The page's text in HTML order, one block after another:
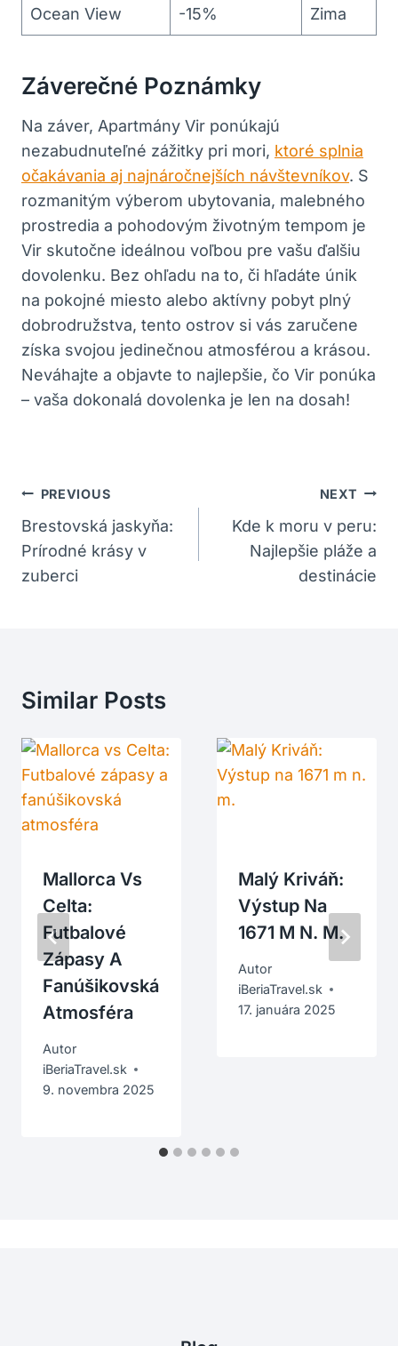
Ocean View -15% Zima
Záverečné Poznámky
Na záver, Apartmány Vir ponúkajú
nezabudnuteľné zážitky pri mori, ktoré splnia
očakávania aj najnáročnejších návštevníkov. S
rozmanitým výberom ubytovania, malebného
prostredia a pohodovým životným tempom je
Vir skutočne ideálnou voľbou pre vašu ďalšiu
dovolenku. Bez ohľadu na to, či hľadáte únik
na pokojné miesto alebo aktívny pobyt plný
dobrodružstva, tento ostrov si vás zaručene
získa svojou jedinečnou atmosférou a krásou.
Neváhajte a objavte to najlepšie, čo Vir ponúka
– vaša dokonalá dovolenka je len na dosah!
Navigácia
V
Článku
PREVIOUS
Brestovská jaskyňa:
Prírodné krásy v
zuberci
NEXT
Kde k moru v peru:
Najlepšie pláže a
destinácie
Similar Posts
Mallorca Vs
Celta:
Futbalové
Zápasy A
Fanúšikovská
Atmosféra
Autor
iBeriaTravel.sk
9. novembra 2025
Malý Kriváň:
Výstup Na
1671 M N. M.
Autor
iBeriaTravel.sk
17. januára 2025